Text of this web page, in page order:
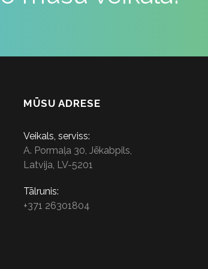
MŪSU ADRESE
Veikals, serviss:
A. Pormaļa 30, Jēkabpils,
Latvija, LV-5201
Tālrunis:
+371 26301804